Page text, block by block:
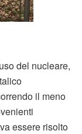
del nucleare,
il meno
essere risolto